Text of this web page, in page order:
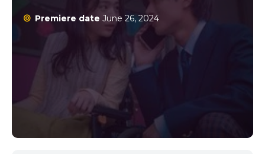
Premiere date June 26, 2024